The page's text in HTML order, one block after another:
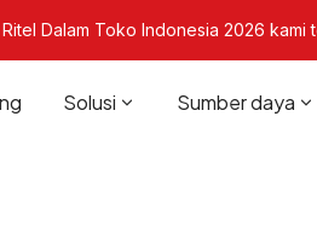
Dalam Toko Indonesia 2026 kami
Solusi Sumber daya